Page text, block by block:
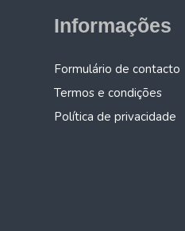
Informações
Formulário de contacto
Termos e condições
Política de privacidade